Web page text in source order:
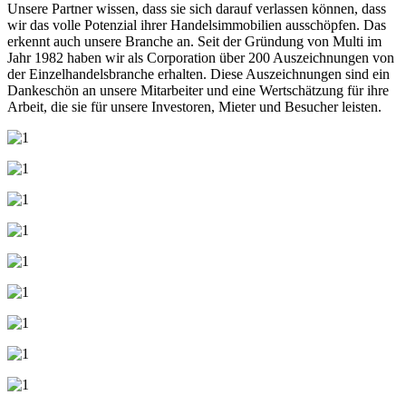
Unsere Partner wissen, dass sie sich darauf verlassen können, dass
wir das volle Potenzial ihrer Handelsimmobilien ausschöpfen. Das
erkennt auch unsere Branche an. Seit der Gründung von Multi im
Jahr 1982 haben wir als Corporation über 200 Auszeichnungen von
der Einzelhandelsbranche erhalten. Diese Auszeichnungen sind ein
Dankeschön an unsere Mitarbeiter und eine Wertschätzung für ihre
Arbeit, die sie für unsere Investoren, Mieter und Besucher leisten.